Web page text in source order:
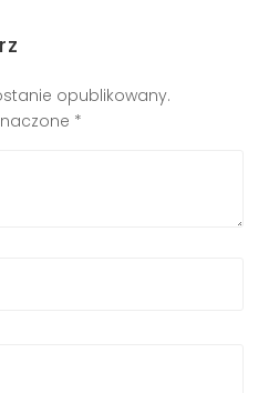
opublikowany.
*